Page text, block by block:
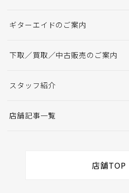
ギターエイドのご案内
下取／買取／中古販売のご案内
スタッフ紹介
店舗記事一覧
店舗TOP